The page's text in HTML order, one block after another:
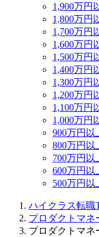
1,900万円
1,800万円
1,700万円
1,600万円
1,500万円
1,400万円
1,300万円
1,200万円
1,100万円
1,000万円
900万円以
800万円以
700万円以
600万円以
500万円以
ハイクラス転職
プロダクトマネ
プロダクトマネ